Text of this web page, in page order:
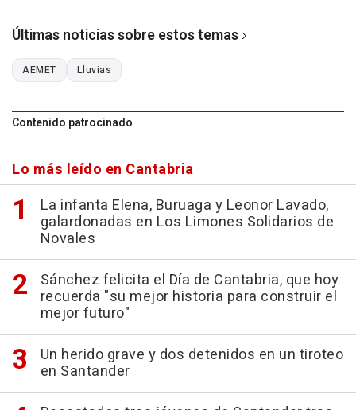
Últimas noticias sobre estos temas
AEMET Lluvias
Contenido patrocinado
Lo más leído en Cantabria
La infanta Elena, Buruaga y Leonor Lavado,
galardonadas en Los Limones Solidarios de
Novales
Sánchez felicita el Día de Cantabria, que hoy
recuerda "su mejor historia para construir el
mejor futuro"
Un herido grave y dos detenidos en un tiroteo
en Santander